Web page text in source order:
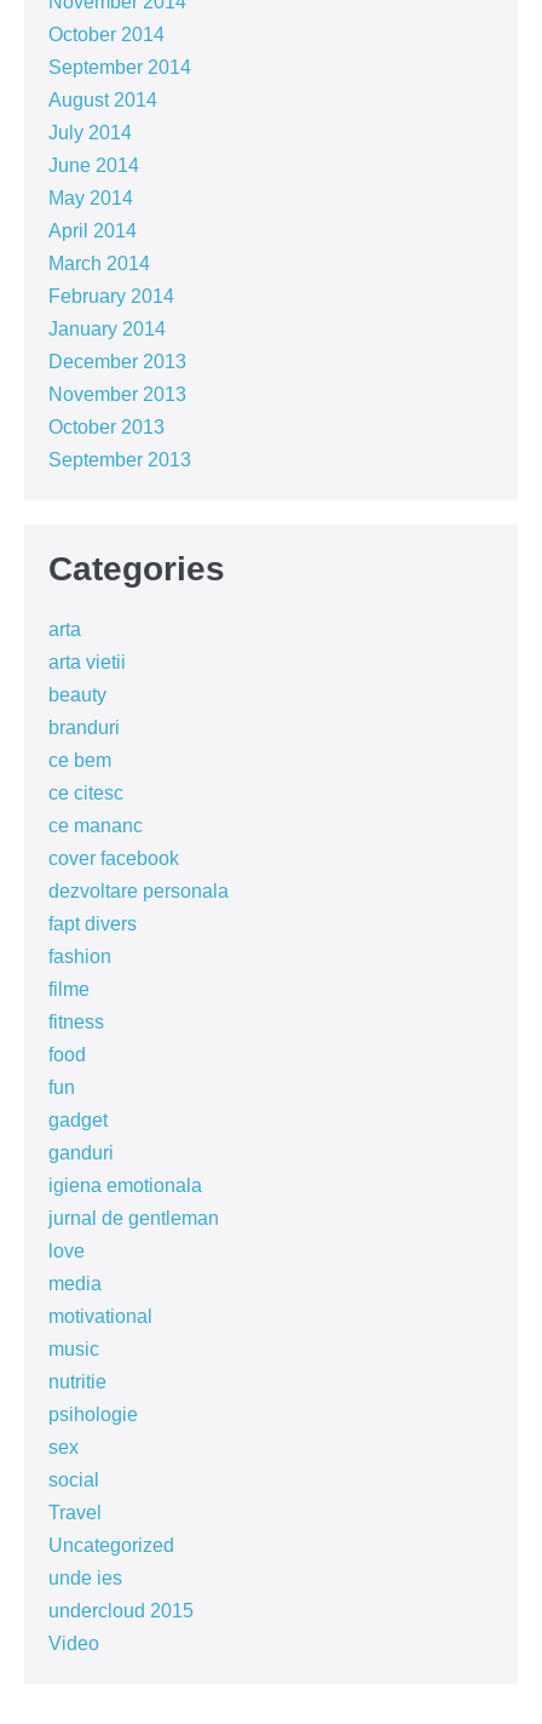
October 2014
September 2014
August 2014
July 2014
June 2014
May 2014
April 2014
March 2014
February 2014
January 2014
December 2013
November 2013
October 2013
September 2013
Categories
arta
arta vietii
beauty
branduri
ce bem
ce citesc
ce mananc
cover facebook
dezvoltare personala
fapt divers
fashion
filme
fitness
food
fun
gadget
ganduri
igiena emotionala
jurnal de gentleman
love
media
motivational
music
nutritie
psihologie
sex
social
Travel
Uncategorized
unde ies
undercloud 2015
Video